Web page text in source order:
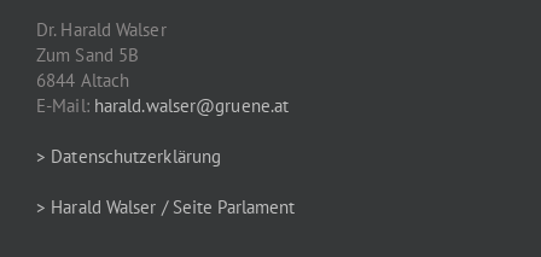
Dr. Harald Walser
Zum Sand 5B
6844 Altach
E-Mail: harald.walser@gruene.at
> Datenschutzerklärung
> Harald Walser / Seite Parlament